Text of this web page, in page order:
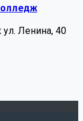
ул. Ленина, 40